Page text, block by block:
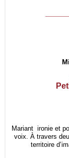
Mariant ironie et
voix. À travers
territoire